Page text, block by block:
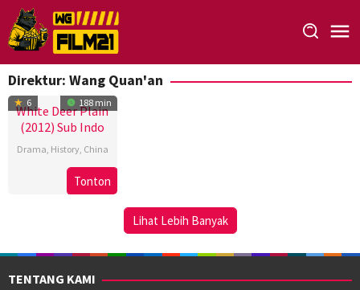
Loncat
ke
konten
Direktur: Wang Quan'an
6 188 min
White Deer Plain
(2012) Sub Indo
Drama, History, China
Sep
Wang
Quan'an
Tonton
Lihat Lebih Banyak
TENTANG KAMI